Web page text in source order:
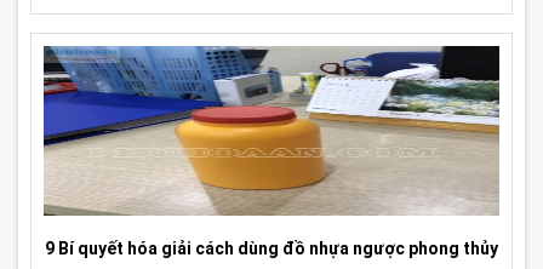
9 Bí quyết hóa giải cách dùng đồ nhựa ngược phong thủy